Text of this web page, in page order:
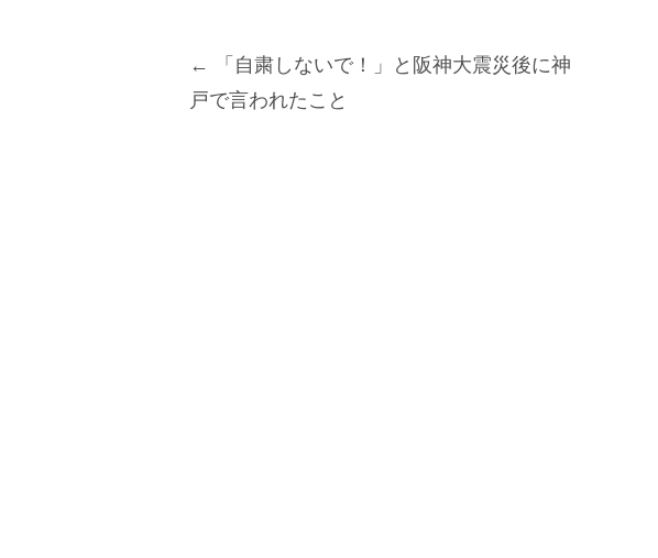
Post
navigation
←
「自粛しないで！」と阪神大震災後に神
戸で言われたこと